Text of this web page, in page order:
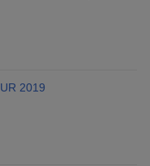
2019